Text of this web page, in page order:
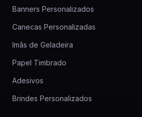
Banners Personalizados
Canecas Personalizadas
Imãs de Geladeira
Papel Timbrado
Adesivos
Brindes Personalizados